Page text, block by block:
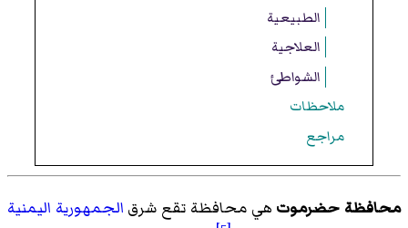
الطبيعية
العلاجية
الشواطئ
ملاحظات
مراجع
محافظة حضرموت هي محافظة تقع شرق الجمهورية اليمنية